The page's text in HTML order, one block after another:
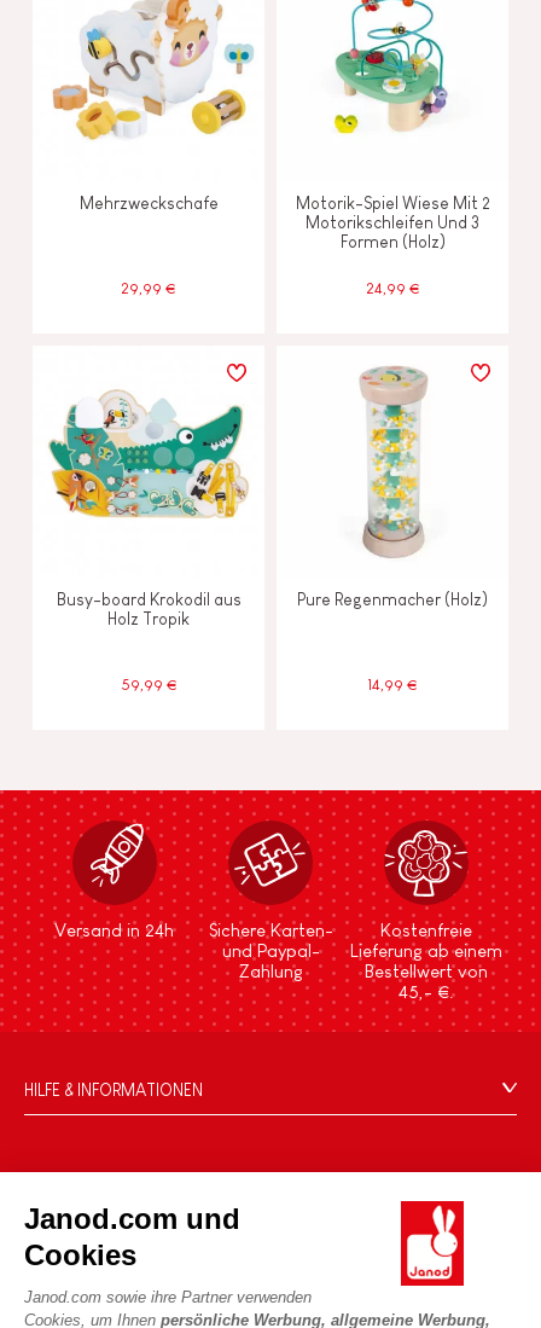
Janod.com und
Cookies
Janod.com sowie ihre Partner verwenden
Cookies, um Ihnen persönliche Werbung, allgemeine Werbung,
Mehrzweckschafe
29,99 €
Motorik-Spiel Wiese Mit 2
Motorikschleifen Und 3
Formen (Holz)
24,99 €
Busy-board Krokodil aus
Holz Tropik
59,99 €
Pure Regenmacher (Holz)
14,99 €
Versand in 24h
Sichere Karten-
und Paypal-
Zahlung
Kostenfreie
Lieferung ab einem
Bestellwert von
45,- €.
HILFE & INFORMATIONEN
FAQ
Kontakt
Händler
Persönliche daten
DIE WELT VON JANOD
Die Geschichte
Unsere Expertise
CSR-Verpflichtungen
UNSERE LEISTUNGEN
Sicheres Bezahlen